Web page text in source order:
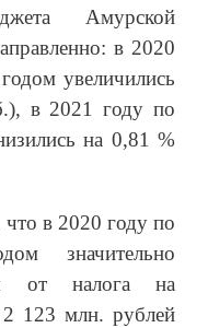
Амурской
в 2020
увеличились
в 2021 году по
на 0,81 %
в 2020 году по
значительно
от налога на
123 млн. рублей